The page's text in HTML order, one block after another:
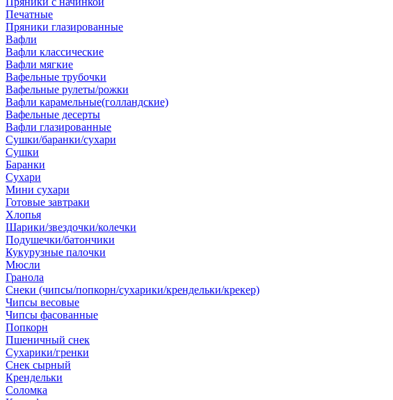
Печатные
Пряники глазированные
Вафли
Вафли классические
Вафли мягкие
Вафельные трубочки
Вафельные рулеты/рожки
Вафли карамельные(голландские)
Вафельные десерты
Вафли глазированные
Сушки/баранки/сухари
Сушки
Баранки
Сухари
Мини сухари
Готовые завтраки
Хлопья
Шарики/звездочки/колечки
Подушечки/батончики
Кукурузные палочки
Мюсли
Гранола
Снеки (чипсы/попкорн/сухарики/крендельки/крекер)
Чипсы весовые
Чипсы фасованные
Попкорн
Пшеничный снек
Сухарики/гренки
Снек сырный
Крендельки
Соломка